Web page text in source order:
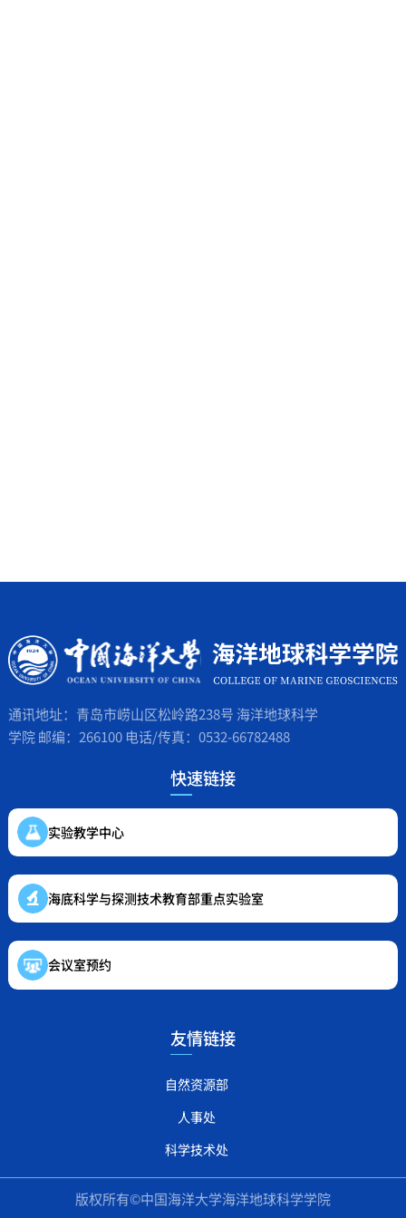
通讯地址：青岛市崂山区松岭路238号 海洋地球科学
学院 邮编：266100 电话/传真：0532-66782488
快速链接
实验教学中心
海底科学与探测技术教育部重点实验室
会议室预约
友情链接
自然资源部
人事处
科学技术处
版权所有©中国海洋大学海洋地球科学学院